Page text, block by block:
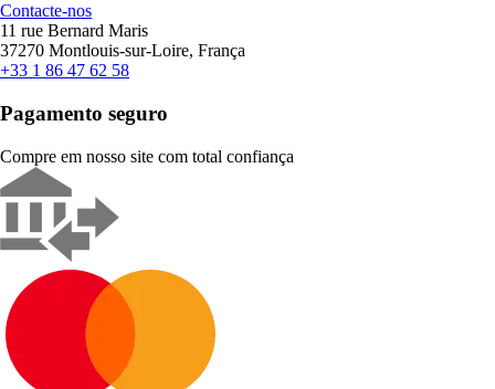
Contacte-nos
11 rue Bernard Maris
37270 Montlouis-sur-Loire, França
+33 1 86 47 62 58
Pagamento seguro
Compre em nosso site com total confiança